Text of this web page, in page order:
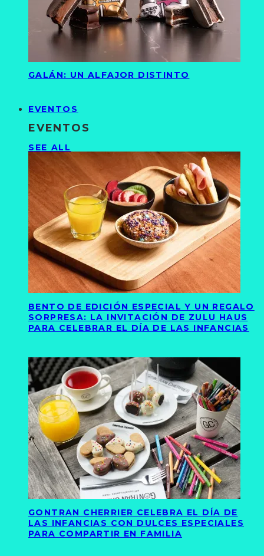
GALÁN: UN ALFAJOR DISTINTO
EVENTOS
EVENTOS
SEE ALL
BENTO DE EDICIÓN ESPECIAL Y UN REGALO
SORPRESA: LA INVITACIÓN DE ZULU HAUS
PARA CELEBRAR EL DÍA DE LAS INFANCIAS
GONTRAN CHERRIER CELEBRA EL DÍA DE
LAS INFANCIAS CON DULCES ESPECIALES
PARA COMPARTIR EN FAMILIA